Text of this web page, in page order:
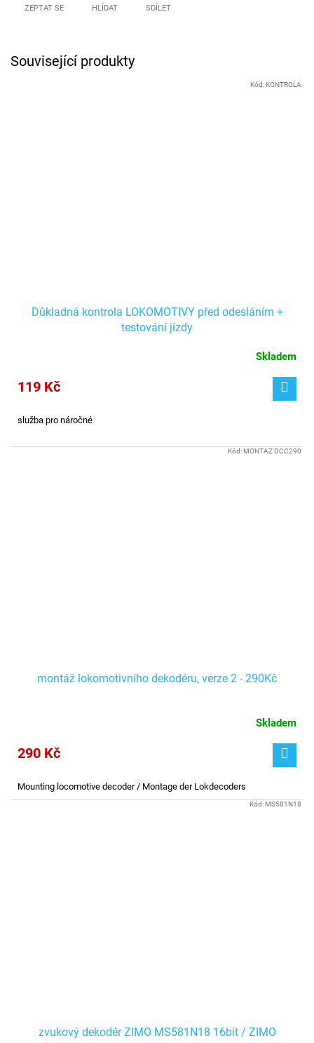
ZEPTAT SE HLÍDAT SDÍLET
Související produkty
Důkladná kontrola LOKOMOTIVY před odesláním +
testování jízdy
Skladem
119 Kč
služba pro náročné
Kód:KONTROLA
montáž lokomotivního dekodéru, verze 2 - 290Kč
Skladem
290 Kč
Mounting locomotive decoder / Montage der Lokdecoders
Kód:MONTAZ DCC290
zvukový dekodér ZIMO MS581N18 16bit / ZIMO
Kód: MS581N18